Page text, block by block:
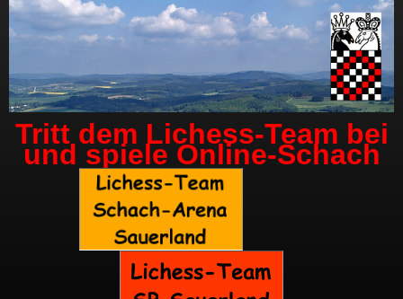
Tritt dem Lichess-Team bei
und spiele Online-Schach